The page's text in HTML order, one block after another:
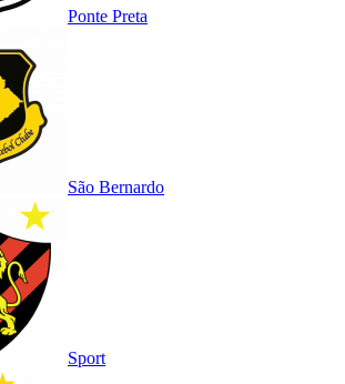
Ponte Preta
São Bernardo
Sport